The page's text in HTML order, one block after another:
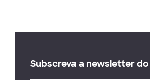
Subscreva a newsletter do